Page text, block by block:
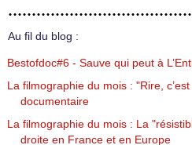
Au fil du blog :
Bestofdoc#6 - Sauve qui peut à
La filmographie du mois : "Rire,
documentaire
La filmographie du mois : La
droite en France et en Europe